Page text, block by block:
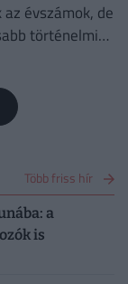
évszámok, de
történelmi
Több friss hír
a
is